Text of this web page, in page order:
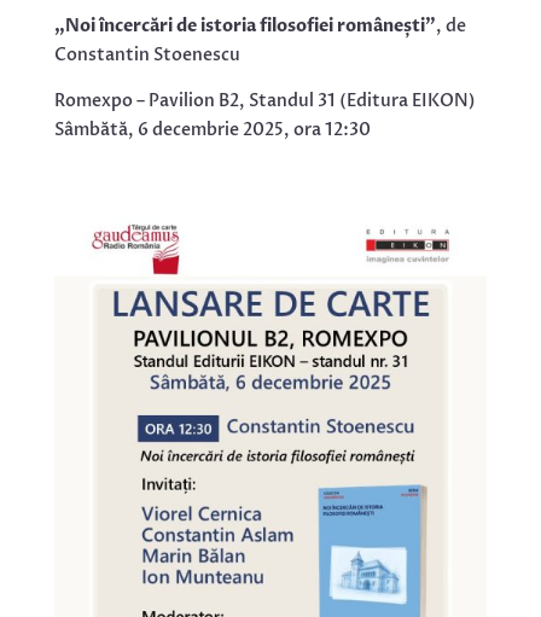
„Noi încercări de istoria filosofiei românești”, de
Constantin Stoenescu
Romexpo – Pavilion B2, Standul 31 (Editura EIKON)
Sâmbătă, 6 decembrie 2025, ora 12:30